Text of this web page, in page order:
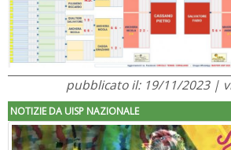
pubblicato il: 19/11/2023 |
NOTIZIE DA UISP NAZIONALE